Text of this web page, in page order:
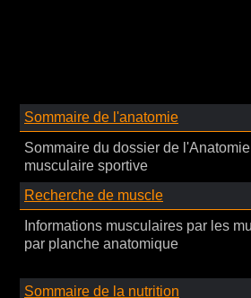
Sommaire de l'anatomie
Sommaire du dossier de l'Anatomie
musculaire sportive
Recherche de muscle
Informations musculaires par les
par planche anatomique
Sommaire de la nutrition